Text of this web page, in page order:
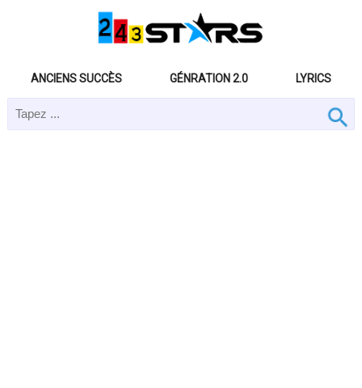
ANCIENS SUCCÈS GÉNRATION 2.0 LYRICS